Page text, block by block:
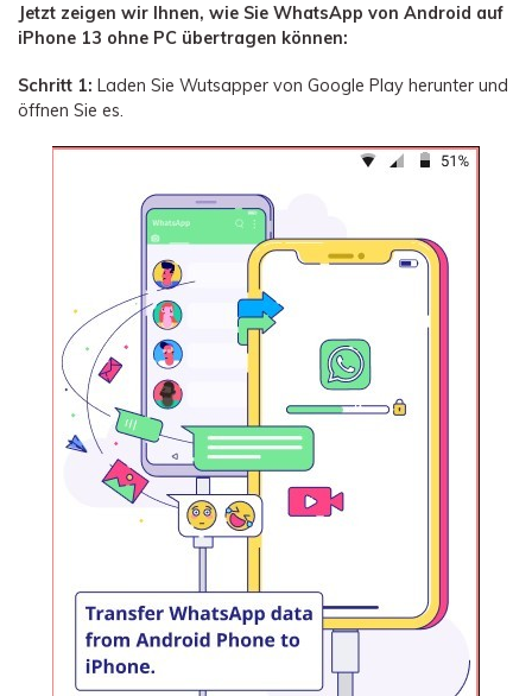
Jetzt zeigen wir Ihnen, wie Sie WhatsApp von Android auf
iPhone 13 ohne PC übertragen können:
Schritt 1: Laden Sie Wutsapper von Google Play herunter und
öffnen Sie es.